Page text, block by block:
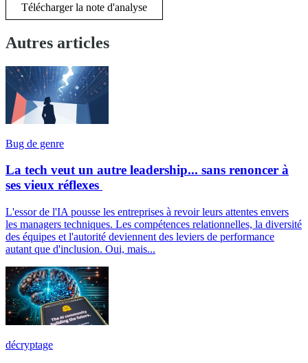
Télécharger la note d'analyse
Autres articles
Bug de genre
La tech veut un autre leadership... sans renoncer à
ses vieux réflexes
L'essor de l'IA pousse les entreprises à revoir leurs attentes envers
les managers techniques. Les compétences relationnelles, la diversité
des équipes et l'autorité deviennent des leviers de performance
autant que d'inclusion. Oui, mais...
décryptage